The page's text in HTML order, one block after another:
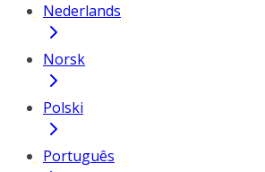
Nederlands
Norsk
Polski
Português